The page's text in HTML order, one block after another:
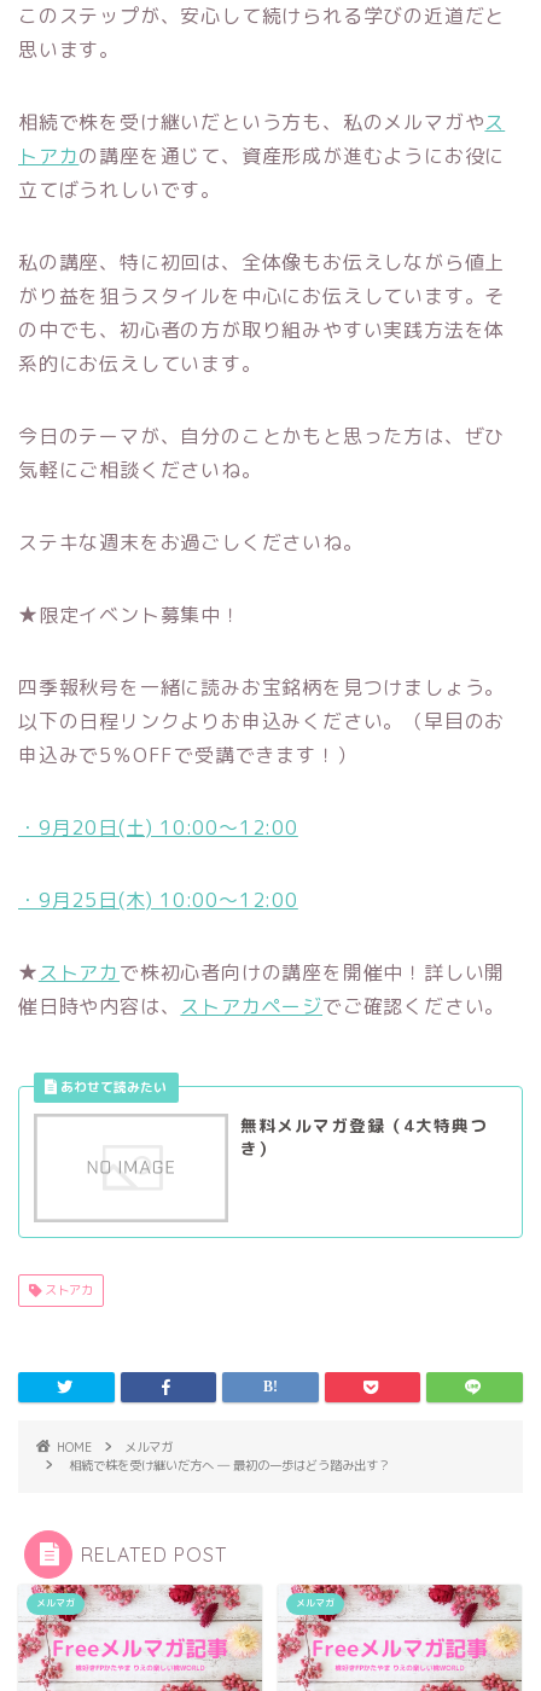
このステップが、安心して続けられる学びの近道だと
思います。
相続で株を受け継いだという方も、私のメルマガやス
トアカの講座を通じて、資産形成が進むようにお役に
立てばうれしいです。
私の講座、特に初回は、全体像もお伝えしながら値上
がり益を狙うスタイルを中心にお伝えしています。そ
の中でも、初心者の方が取り組みやすい実践方法を体
系的にお伝えしています。
今日のテーマが、自分のことかもと思った方は、ぜひ
気軽にご相談くださいね。
ステキな週末をお過ごしくださいね。
★限定イベント募集中！
四季報秋号を一緒に読みお宝銘柄を見つけましょう。
以下の日程リンクよりお申込みください。（早目のお
申込みで5％OFFで受講できます！）
・9月20日(土) 10:00〜12:00
・9月25日(木) 10:00〜12:00
★ストアカで株初心者向けの講座を開催中！詳しい開
催日時や内容は、 ストアカページでご確認ください。
無料メルマガ登録（4大特典つ
き）
ストアカ
HOME
メルマガ
相続で株を受け継いだ方へ ― 最初の一歩はどう踏み出す？
RELATED POST
メルマガ メルマガ